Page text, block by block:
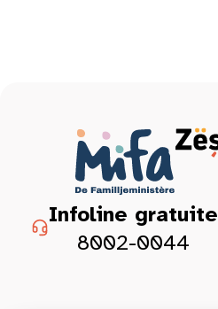
Infoline gratuite
8002-0044